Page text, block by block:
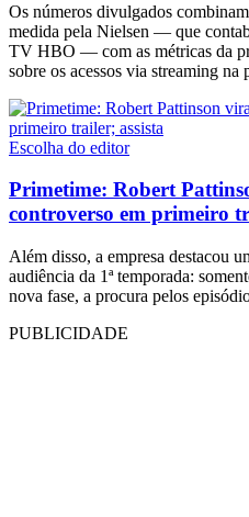
Os números divulgados
medida pela Nielsen — que
TV HBO — com as métricas da
sobre os acessos via streaming na
Escolha do editor
Primetime: Robert
controverso em primeiro
Além disso, a empresa destacou
audiência da 1ª temporada:
nova fase, a procura pelos
PUBLICIDADE